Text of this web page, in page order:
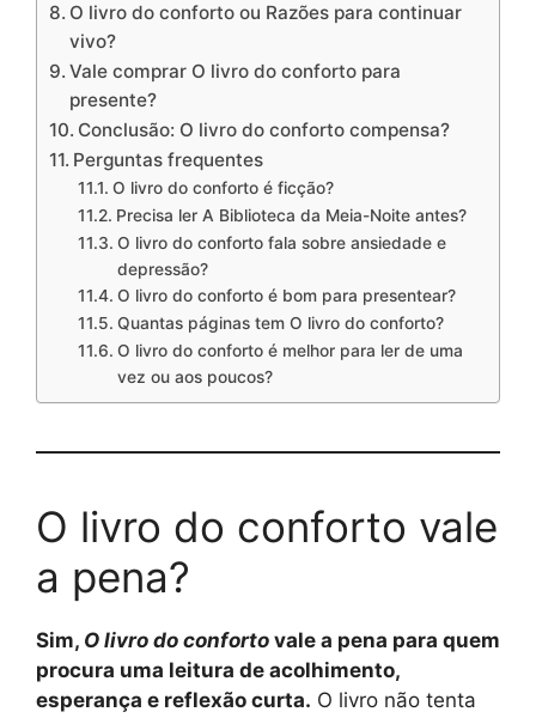
O livro do conforto ou Razões para continuar
vivo?
Vale comprar O livro do conforto para
presente?
Conclusão: O livro do conforto compensa?
Perguntas frequentes
O livro do conforto é ficção?
Precisa ler A Biblioteca da Meia-Noite antes?
O livro do conforto fala sobre ansiedade e
depressão?
O livro do conforto é bom para presentear?
Quantas páginas tem O livro do conforto?
O livro do conforto é melhor para ler de uma
vez ou aos poucos?
O livro do conforto vale
a pena?
Sim, O livro do conforto vale a pena para quem
procura uma leitura de acolhimento,
esperança e reflexão curta. O livro não tenta